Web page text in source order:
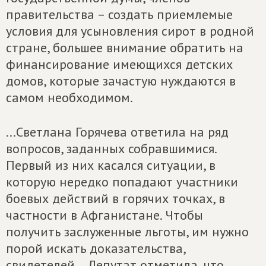
правительства – создать приемлемые
условия для усыновления сирот в родной
стране, большее внимание обратить на
финансирование имеющихся детских
домов, которые зачастую нуждаются в
самом необходимом.
...Светлана Горячева ответила на ряд
вопросов, заданных собравшимися.
Первый из них касался ситуации, в
которую нередко попадают участники
боевых действий в горячих точках, в
частности в Афганистане. Чтобы
получить заслуженные льготы, им нужно
порой искать доказательства,